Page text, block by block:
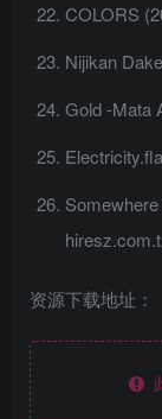
COLORS
Nijikan
Gold -Mata
资源下载地址：